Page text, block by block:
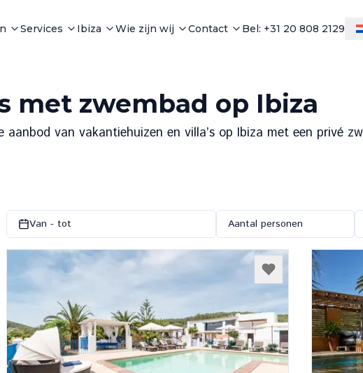
Services Ibiza Wie zijn wij Contact Bel: +31 20 808 2129
met zwembad op Ibiza
van vakantiehuizen en villa’s op Ibiza met een privé
Van - tot Aantal personen